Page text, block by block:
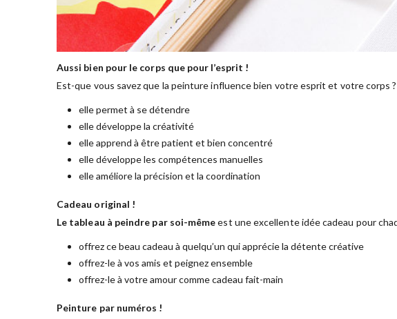
Aussi bien pour le corps que pour l’esprit !
Est-que vous savez que la peinture influence bien votre esprit et votre corps ?
elle permet à se détendre
elle développe la créativité
elle apprend à être patient et bien concentré
elle développe les compétences manuelles
elle améliore la précision et la coordination
Cadeau original !
Le tableau à peindre par soi-mêmeest une excellente idée cadeau pour
offrez ce beau cadeau à quelqu’un qui apprécie la détente créative
offrez-le à vos amis et peignez ensemble
offrez-le à votre amour comme cadeau fait-main
Peinture par numéros !